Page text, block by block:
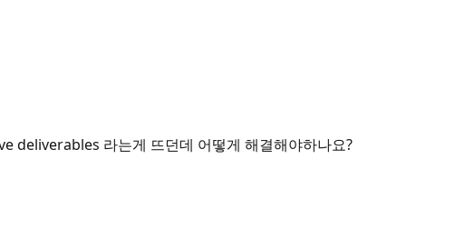
deliverables 라는게 뜨던데 어떻게 해결해야하나요?